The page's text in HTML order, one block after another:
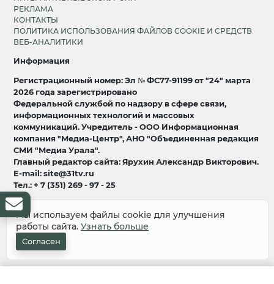
РЕКЛАМА
КОНТАКТЫ
ПОЛИТИКА ИСПОЛЬЗОВАНИЯ ФАЙЛОВ COOKIE И СРЕДСТВ
ВЕБ-АНАЛИТИКИ
Информация
Регистрационный номер: Эл № ФС77-91199 от "24" марта
2026 года зарегистрировано
Федеральной службой по надзору в сфере связи,
информационных технологий и массовых
коммуникаций. Учредитель - ООО Информационная
компания "Медиа-Центр", АНО "Объединенная редакция
СМИ "Медиа Урала".
Главный редактор сайта: Ярухин Александр Викторович.
E-mail: site@31tv.ru
Тел.: + 7 (351) 269 - 97 - 25
18+
© 2008-2026 Все права защищены
разработка и продвижение:
Мы используем файлы cookie для улучшения
работы сайта. Узнать больше
Согласен